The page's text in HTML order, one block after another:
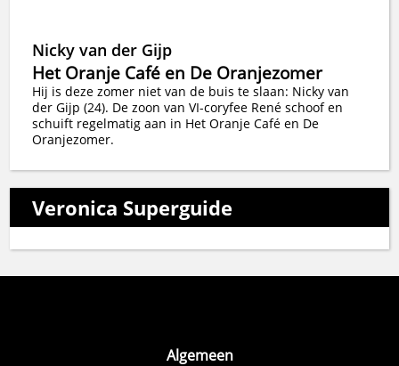
Nicky van der Gijp
Het Oranje Café en De Oranjezomer
Hij is deze zomer niet van de buis te slaan: Nicky van
der Gijp (24). De zoon van VI-coryfee René schoof en
schuift regelmatig aan in Het Oranje Café en De
Oranjezomer.
Veronica Superguide
Algemeen